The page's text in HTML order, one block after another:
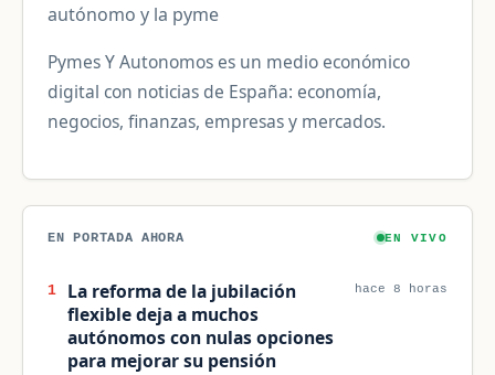
autónomo y la pyme
Pymes Y Autonomos es un medio económico
digital con noticias de España: economía,
negocios, finanzas, empresas y mercados.
EN PORTADA AHORA EN VIVO
1
La reforma de la jubilación
flexible deja a muchos
autónomos con nulas opciones
para mejorar su pensión
hace 8 horas